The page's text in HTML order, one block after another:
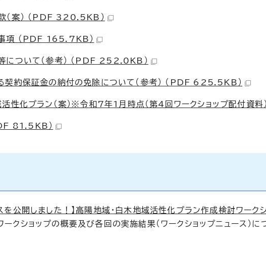
（案） （PDF 320.5KB）
項 （PDF 165.7KB）
について（参考） （PDF 252.0KB）
約保証金の納付の免除について（参考） （PDF 625.5KB）
性化プラン（案）※令和7年1月時点（第4回ワークショップ配付資
81.5KB）
を公開しました！】高陽地域・白木地域活性化プラン作成検討ワーク
クショップの概要及び各回の実施結果（ワークショップニュース）に